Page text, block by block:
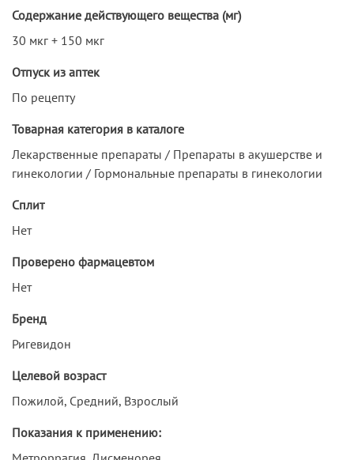
Содержание действующего вещества (мг)
30 мкг + 150 мкг
Отпуск из аптек
По рецепту
Товарная категория в каталоге
Лекарственные препараты / Препараты в акушерстве и
гинекологии / Гормональные препараты в гинекологии
Сплит
Нет
Проверено фармацевтом
Нет
Бренд
Ригевидон
Целевой возраст
Пожилой, Средний, Взрослый
Показания к применению: